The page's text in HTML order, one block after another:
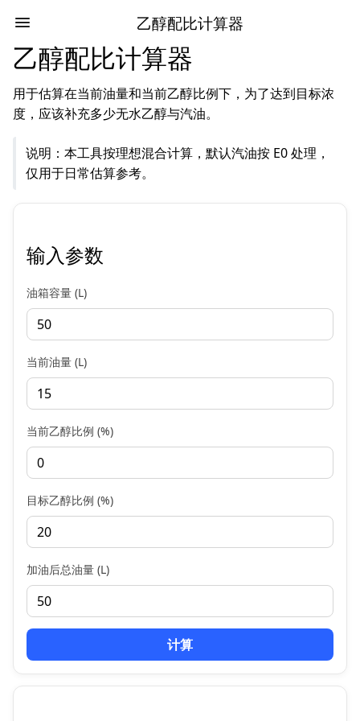
乙醇配比计算器
乙醇配比计算器
用于估算在当前油量和当前乙醇比例下，为了达到目标浓
度，应该补充多少无水乙醇与汽油。
说明：本工具按理想混合计算，默认汽油按 E0 处理，
仅用于日常估算参考。
输入参数
油箱容量 (L)
当前油量 (L)
当前乙醇比例 (%)
目标乙醇比例 (%)
加油后总油量 (L)
计算